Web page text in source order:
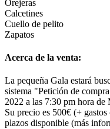
Orejeras
Calcetines
Cuello de pelito
Zapatos
Acerca de la venta:
La pequeña Gala estará
sistema "Petición de
2022 a las 7:30 pm hora de
Su precio es 500€ (+
plazos disponible (más